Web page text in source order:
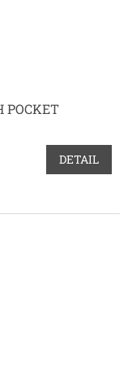
POCKET
DETAIL